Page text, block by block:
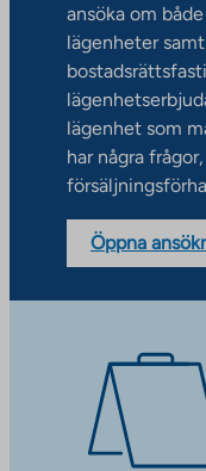
ansöka om
lägenheter
lägenhet som
har några
Öppna